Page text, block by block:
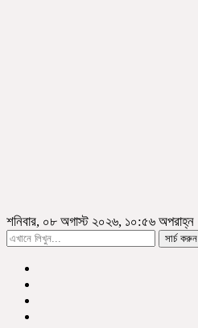
শনিবার, ০৮ অগাস্ট ২০২৬, ১০:৫৬ অপরাহ্ন
সার্চ করুন